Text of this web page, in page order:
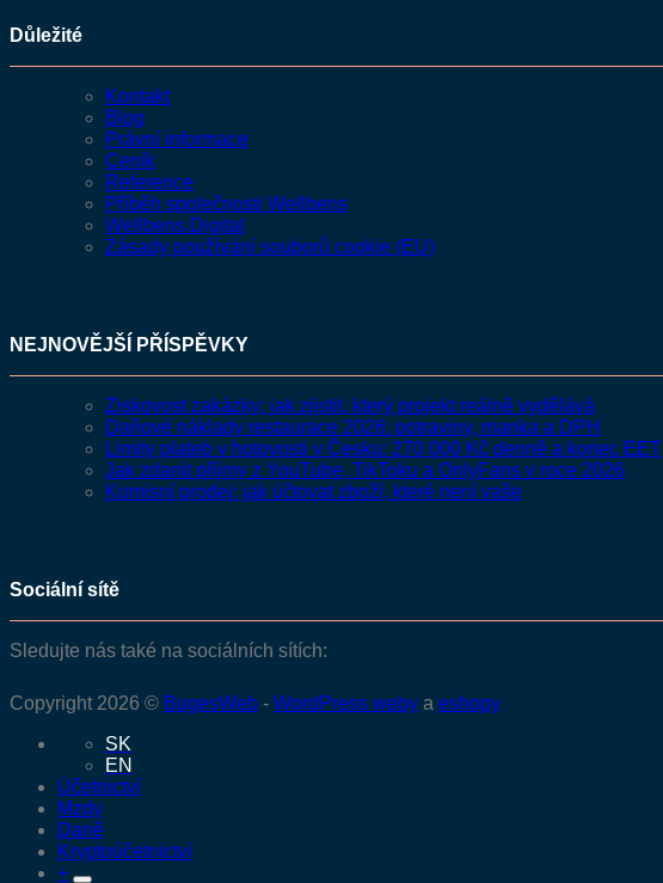
Důležité
Kontakt
Blog
Právní informace
Ceník
Reference
Příběh společnosti Wellbens
Wellbens.Digital
Zásady používání souborů cookie (EU)
NEJNOVĚJŠÍ PŘÍSPĚVKY
Ziskovost zakázky: jak zjistit, který projekt reálně vydělává
Daňové náklady restaurace 2026: potraviny, manka a DPH
Limity plateb v hotovosti v Česku: 270 000 Kč denně a konec EET
Jak zdanit příjmy z YouTube, TikToku a OnlyFans v roce 2026
Komisní prodej: jak účtovat zboží, které není vaše
Sociální sítě
Sledujte nás také na sociálních sítích:
Copyright 2026 © BugesWeb - WordPress weby a eshopy
SK
EN
Účetnictví
Mzdy
Daně
Kryptoúčetnictví
+